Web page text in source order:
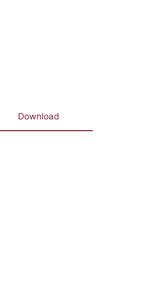
Download